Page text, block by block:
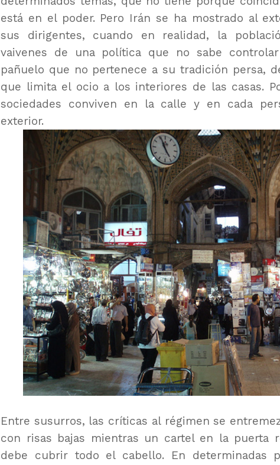
está en el poder. Pero Irán se ha mostrado al
sus dirigentes, cuando en realidad, la
vaivenes de una política que no sabe
pañuelo que no pertenece a su tradición persa,
que limita el ocio a los interiores de las casas.
sociedades conviven en la calle y en cada
exterior.
Entre susurros, las críticas al régimen se
con risas bajas mientras un cartel en la puerta
debe cubrir todo el cabello. En determinadas